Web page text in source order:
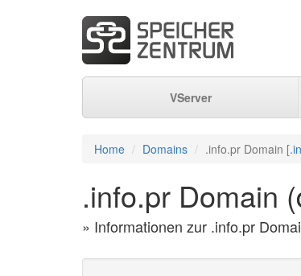
VServer
Home Domains .info.pr Domain [
.info.pr Domain
» Informationen zur .info.pr